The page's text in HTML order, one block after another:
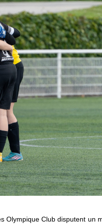
Olympique Club disputent un